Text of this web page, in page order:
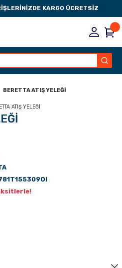
KARGO ÜCRETSİZ
BERETTA ATIŞ YELEĞİ